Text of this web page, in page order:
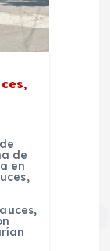
de
en